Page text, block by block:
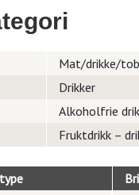
Mat/drikke/
Drikker
Alkoholfrie
Fruktdrikk –